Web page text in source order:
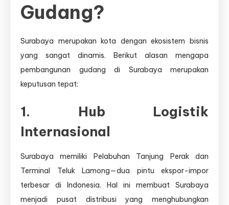
Gudang?
Surabaya merupakan kota dengan ekosistem bisnis
yang sangat dinamis. Berikut alasan mengapa
pembangunan gudang di Surabaya merupakan
keputusan tepat:
1. Hub Logistik
Internasional
Surabaya memiliki Pelabuhan Tanjung Perak dan
Terminal Teluk Lamong—dua pintu ekspor-impor
terbesar di Indonesia. Hal ini membuat Surabaya
menjadi pusat distribusi yang menghubungkan